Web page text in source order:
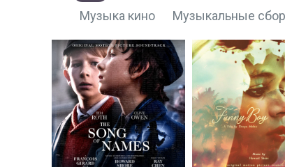
Музыка кино
Музыкальные